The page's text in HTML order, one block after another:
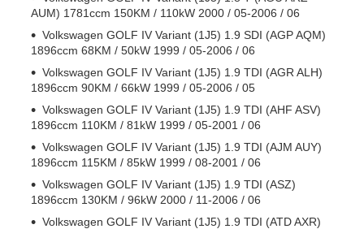
AUM) 1781ccm 150KM / 110kW 2000 / 05-2006 / 06
Volkswagen GOLF IV Variant (1J5) 1.9 SDI (AGP AQM)
1896ccm 68KM / 50kW 1999 / 05-2006 / 06
Volkswagen GOLF IV Variant (1J5) 1.9 TDI (AGR ALH)
1896ccm 90KM / 66kW 1999 / 05-2006 / 05
Volkswagen GOLF IV Variant (1J5) 1.9 TDI (AHF ASV)
1896ccm 110KM / 81kW 1999 / 05-2001 / 06
Volkswagen GOLF IV Variant (1J5) 1.9 TDI (AJM AUY)
1896ccm 115KM / 85kW 1999 / 08-2001 / 06
Volkswagen GOLF IV Variant (1J5) 1.9 TDI (ASZ)
1896ccm 130KM / 96kW 2000 / 11-2006 / 06
Volkswagen GOLF IV Variant (1J5) 1.9 TDI (ATD AXR)